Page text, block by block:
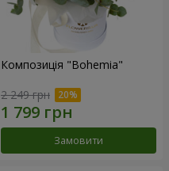
Композиція "Bohemia"
2 249 грн
Замовити